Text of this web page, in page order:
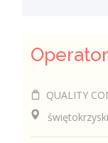
QUALITY CONTROL